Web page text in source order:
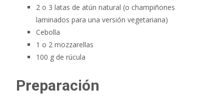
2 o 3 latas de atún natural (o champiñones
laminados para una versión vegetariana)
Cebolla
1 o 2 mozzarellas
100 g de rúcula
Preparación